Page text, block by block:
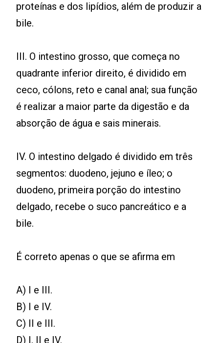
proteínas e dos lipídios, além de produzir a
bile.
III. O intestino grosso, que começa no
quadrante inferior direito, é dividido em
ceco, cólons, reto e canal anal; sua função
é realizar a maior parte da digestão e da
absorção de água e sais minerais.
IV. O intestino delgado é dividido em três
segmentos: duodeno, jejuno e íleo; o
duodeno, primeira porção do intestino
delgado, recebe o suco pancreático e a
bile.
É correto apenas o que se afirma em
A) I e III.
B) I e IV.
C) II e III.
D) I, II e IV.